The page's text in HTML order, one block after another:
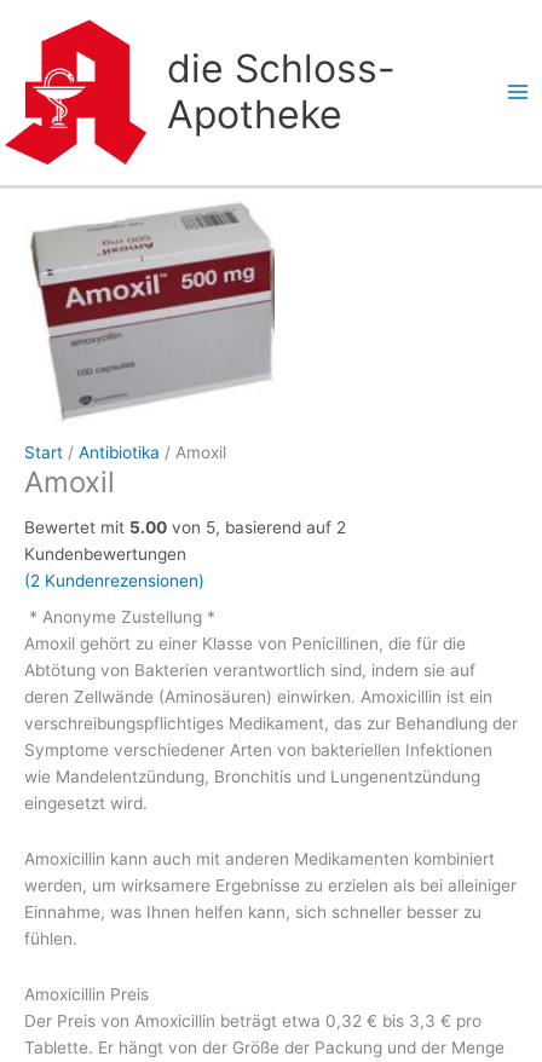
Inhalt
springen
die Schloss-
Apotheke
Start / Antibiotika / Amoxil
Amoxil
Bewertet mit 5.00 von 5, basierend auf 2
Kundenbewertungen
(2 Kundenrezensionen)
* Anonyme Zustellung *
Amoxil gehört zu einer Klasse von Penicillinen, die für die
Abtötung von Bakterien verantwortlich sind, indem sie auf
deren Zellwände (Aminosäuren) einwirken. Amoxicillin ist ein
verschreibungspflichtiges Medikament, das zur Behandlung der
Symptome verschiedener Arten von bakteriellen Infektionen
wie Mandelentzündung, Bronchitis und Lungenentzündung
eingesetzt wird.
Amoxicillin kann auch mit anderen Medikamenten kombiniert
werden, um wirksamere Ergebnisse zu erzielen als bei alleiniger
Einnahme, was Ihnen helfen kann, sich schneller besser zu
fühlen.
Amoxicillin Preis
Der Preis von Amoxicillin beträgt etwa 0,32 € bis 3,3 € pro
Tablette. Er hängt von der Größe der Packung und der Menge